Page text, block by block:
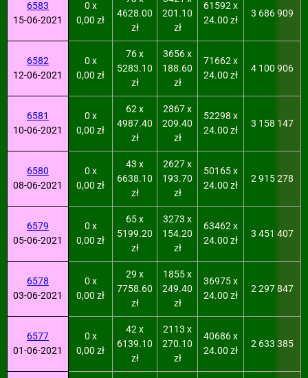
6583
15-06-2021
0 x
0,00 zł
4628.00
zł
201.10
zł
61592 x
24.00 zł
3 686 909
6582
12-06-2021
0 x
0,00 zł
76 x
5283.10
zł
3656 x
188.60
zł
71662 x
24.00 zł
4 100 906
6581
10-06-2021
0 x
0,00 zł
62 x
4987.40
zł
2867 x
209.40
zł
52298 x
24.00 zł
3 158 147
6580
08-06-2021
0 x
0,00 zł
43 x
6638.10
zł
2627 x
193.70
zł
50165 x
24.00 zł
2 915 278
6579
05-06-2021
0 x
0,00 zł
65 x
5199.20
zł
3273 x
154.20
zł
63462 x
24.00 zł
3 451 407
6578
03-06-2021
0 x
0,00 zł
29 x
7758.60
zł
1855 x
249.40
zł
36975 x
24.00 zł
2 297 847
6577
01-06-2021
0 x
0,00 zł
42 x
6139.10
zł
2113 x
270.10
zł
40686 x
24.00 zł
2 633 385